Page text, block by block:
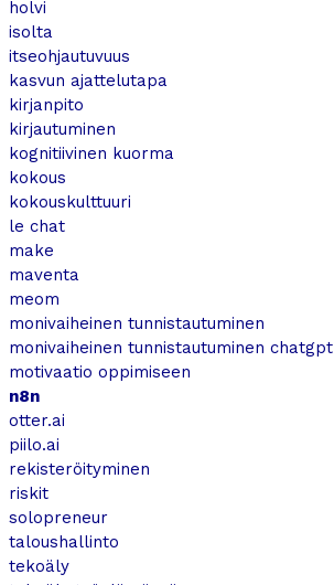
holvi
isolta
itseohjautuvuus
kasvun ajattelutapa
kirjanpito
kirjautuminen
kognitiivinen kuorma
kokous
kokouskulttuuri
le chat
make
maventa
meom
monivaiheinen tunnistautuminen
monivaiheinen tunnistautuminen chatgpt
motivaatio oppimiseen
n8n
otter.ai
piilo.ai
rekisteröityminen
riskit
solopreneur
taloushallinto
tekoäly